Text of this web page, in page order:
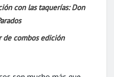
con las taquerías: Don
de combos edición